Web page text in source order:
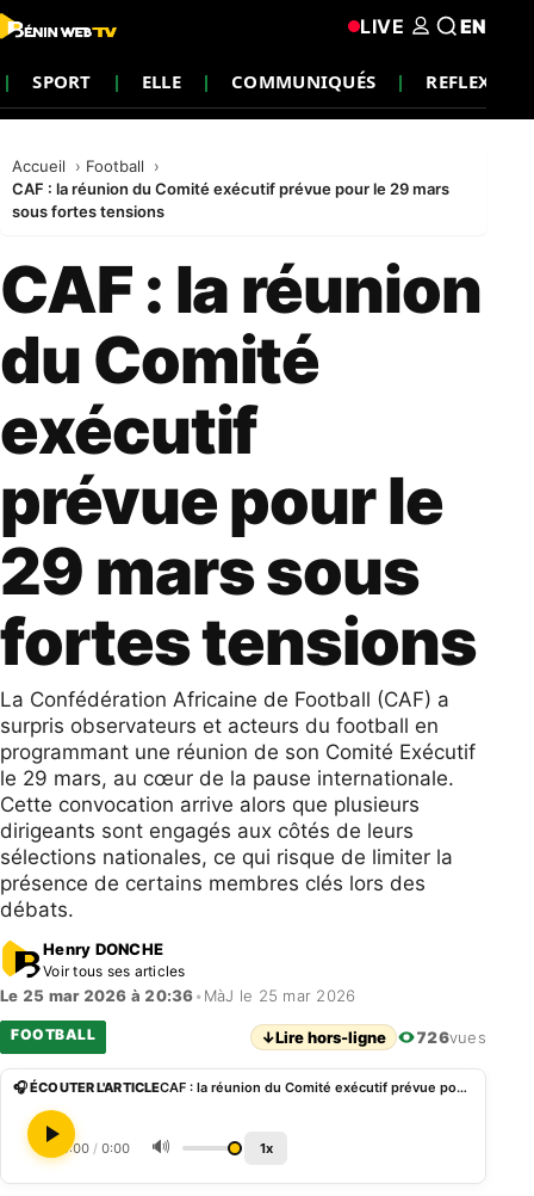
SPORT ELLE COMMUNIQUÉS REFLEXION
LIVE EN
Accueil
Football
CAF : la réunion du Comité exécutif prévue pour le 29 mars
sous fortes tensions
CAF : la réunion
du Comité
exécutif
prévue pour le
29 mars sous
fortes tensions
La Confédération Africaine de Football (CAF) a
surpris observateurs et acteurs du football en
programmant une réunion de son Comité Exécutif
le 29 mars, au cœur de la pause internationale.
Cette convocation arrive alors que plusieurs
dirigeants sont engagés aux côtés de leurs
sélections nationales, ce qui risque de limiter la
présence de certains membres clés lors des
débats.
Henry DONCHE
Voir tous ses articles
Le 25 mar 2026 à 20:36• MàJ le 25 mar 2026
FOOTBALL ↓Lire hors-ligne 726vues
🎧 ÉCOUTER L'ARTICLE CAF : la réunion du Comité exécutif prévue pour le 29 mars sous fortes tensions
0:00 / 0:00 🔊 1x